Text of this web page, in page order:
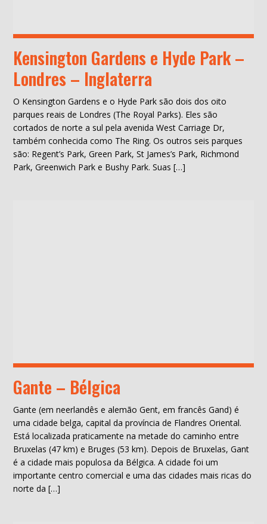
Kensington Gardens e Hyde Park –
Londres – Inglaterra
O Kensington Gardens e o Hyde Park são dois dos oito
parques reais de Londres (The Royal Parks). Eles são
cortados de norte a sul pela avenida West Carriage Dr,
também conhecida como The Ring. Os outros seis parques
são: Regent’s Park, Green Park, St James’s Park, Richmond
Park, Greenwich Park e Bushy Park. Suas […]
Gante – Bélgica
Gante (em neerlandês e alemão Gent, em francês Gand) é
uma cidade belga, capital da província de Flandres Oriental.
Está localizada praticamente na metade do caminho entre
Bruxelas (47 km) e Bruges (53 km). Depois de Bruxelas, Gant
é a cidade mais populosa da Bélgica. A cidade foi um
importante centro comercial e uma das cidades mais ricas do
norte da […]